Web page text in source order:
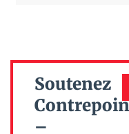
Soutenez
–